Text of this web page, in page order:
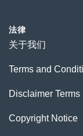
法律
关于我们
Terms and
Disclaimer Terms
Copyright Notice